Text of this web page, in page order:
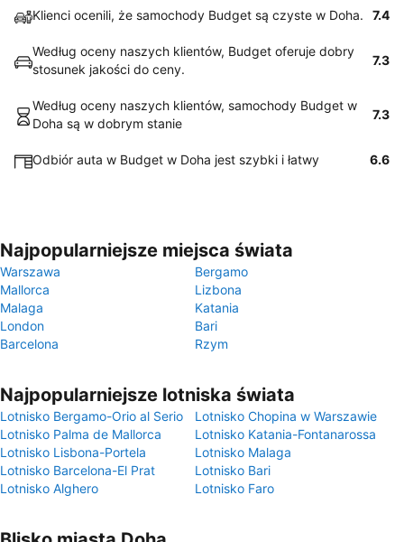
Klienci ocenili, że samochody Budget są czyste w Doha. 7.4
Według oceny naszych klientów, Budget oferuje dobry
stosunek jakości do ceny.
7.3
Według oceny naszych klientów, samochody Budget w
Doha są w dobrym stanie
7.3
Odbiór auta w Budget w Doha jest szybki i łatwy 6.6
Najpopularniejsze miejsca świata
Warszawa
Bergamo
Mallorca
Lizbona
Malaga
Katania
London
Bari
Barcelona
Rzym
Najpopularniejsze lotniska świata
Lotnisko Bergamo-Orio al Serio
Lotnisko Chopina w Warszawie
Lotnisko Palma de Mallorca
Lotnisko Katania-Fontanarossa
Lotnisko Lisbona-Portela
Lotnisko Malaga
Lotnisko Barcelona-El Prat
Lotnisko Bari
Lotnisko Alghero
Lotnisko Faro